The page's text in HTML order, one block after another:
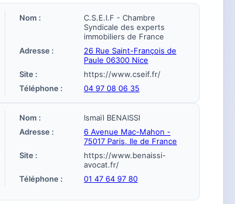
Nom :
C.S.E.I.F - Chambre
Syndicale des experts
immobiliers de France
Adresse :
26 Rue Saint-François de
Paule 06300 Nice
Site :
https://www.cseif.fr/
Téléphone :
04 97 08 06 35
Nom :
Ismaïl BENAISSI
Adresse :
6 Avenue Mac-Mahon -
75017 Paris, Ile de France
Site :
https://www.benaissi-
avocat.fr/
Téléphone :
01 47 64 97 80